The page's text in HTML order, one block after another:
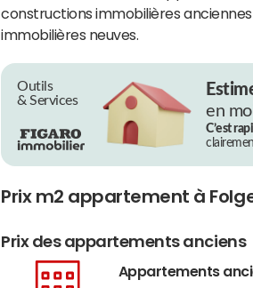
constructions immobilières
immobilières neuves.
Outils
& Services
en
C’est
Prix m2 appartement à
Prix des appartements anciens
Appartements